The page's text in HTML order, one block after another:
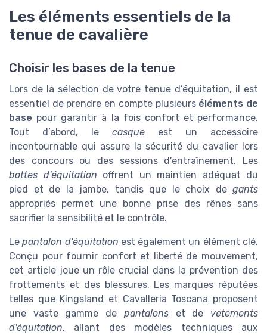
Les éléments essentiels de la
tenue de cavalière
Choisir les bases de la tenue
Lors de la sélection de votre tenue d’équitation, il est
essentiel de prendre en compte plusieurs éléments de
base pour garantir à la fois confort et performance.
Tout d’abord, le casque est un accessoire
incontournable qui assure la sécurité du cavalier lors
des concours ou des sessions d’entraînement. Les
bottes d'équitation offrent un maintien adéquat du
pied et de la jambe, tandis que le choix de gants
appropriés permet une bonne prise des rênes sans
sacrifier la sensibilité et le contrôle.
Lepantalon d'équitation est également un élément clé.
Conçu pour fournir confort et liberté de mouvement,
cet article joue un rôle crucial dans la prévention des
frottements et des blessures. Les marques réputées
telles que Kingsland et Cavalleria Toscana proposent
une vaste gamme de pantalonset de vetements
d'équitation, allant des modèles techniques aux